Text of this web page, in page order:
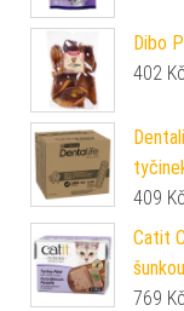
Dibo
402 Kč
409 Kč
Catit
šunkou
769 Kč